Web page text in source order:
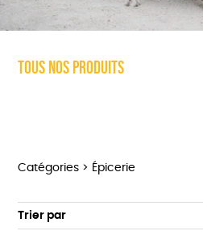
Tous nos produits
Catégories > Épicerie
HANDI’CHIENS
Trier par